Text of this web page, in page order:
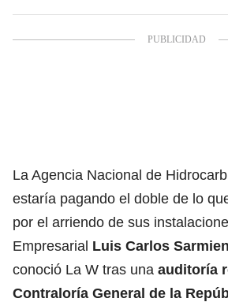
La Agencia Nacional de
estaría pagando el doble de lo
por el arriendo de sus
Empresarial Luis Carlos
conoció La W tras una auditoría
Contraloría General de la